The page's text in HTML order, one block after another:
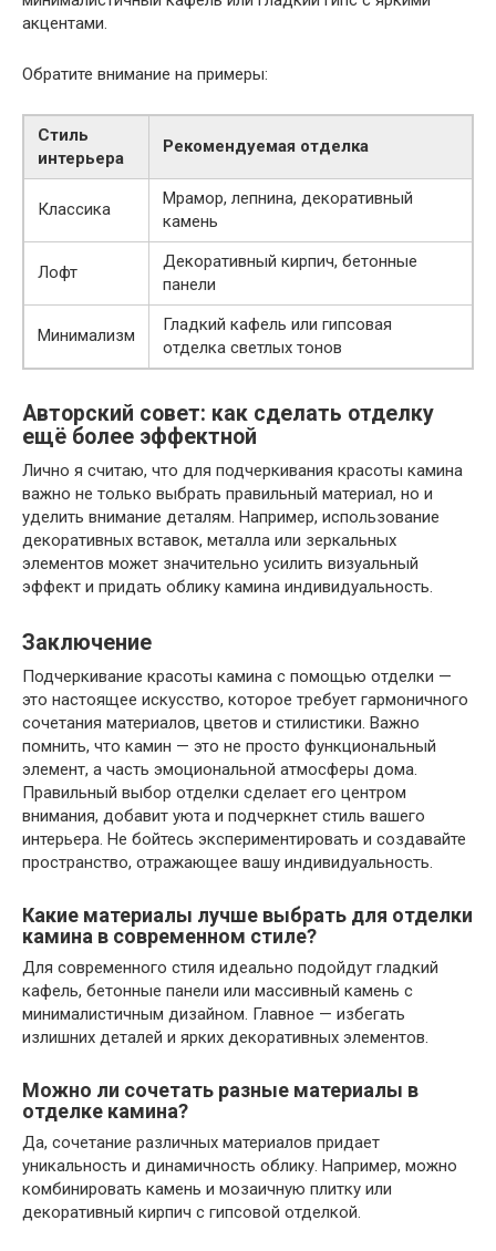
акцентами.
Обратите внимание на примеры:
Стиль
интерьера
Рекомендуемая отделка
Классика
Мрамор, лепнина, декоративный
камень
Лофт
Декоративный кирпич, бетонные
панели
Минимализм
Гладкий кафель или гипсовая
отделка светлых тонов
Авторский совет: как сделать отделку
ещё более эффектной
Лично я считаю, что для подчеркивания красоты камина
важно не только выбрать правильный материал, но и
уделить внимание деталям. Например, использование
декоративных вставок, металла или зеркальных
элементов может значительно усилить визуальный
эффект и придать облику камина индивидуальность.
Заключение
Подчеркивание красоты камина с помощью отделки —
это настоящее искусство, которое требует гармоничного
сочетания материалов, цветов и стилистики. Важно
помнить, что камин — это не просто функциональный
элемент, а часть эмоциональной атмосферы дома.
Правильный выбор отделки сделает его центром
внимания, добавит уюта и подчеркнет стиль вашего
интерьера. Не бойтесь экспериментировать и создавайте
пространство, отражающее вашу индивидуальность.
Какие материалы лучше выбрать для отделки
камина в современном стиле?
Для современного стиля идеально подойдут гладкий
кафель, бетонные панели или массивный камень с
минималистичным дизайном. Главное — избегать
излишних деталей и ярких декоративных элементов.
Можно ли сочетать разные материалы в
отделке камина?
Да, сочетание различных материалов придает
уникальность и динамичность облику. Например, можно
комбинировать камень и мозаичную плитку или
декоративный кирпич с гипсовой отделкой.